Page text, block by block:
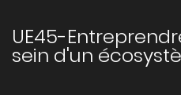
UE45-
sein d'un